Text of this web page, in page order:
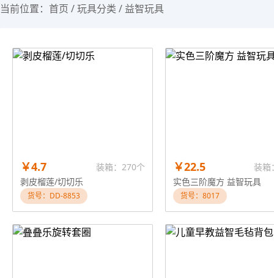
当前位置： 首页 /玩具分类 / 益智玩具
￥4.7
装箱：270个
剥皮榴莲/切切乐
货号：DD-8853
￥22.5
装箱
实色三阶魔方 益智玩具
货号：8017